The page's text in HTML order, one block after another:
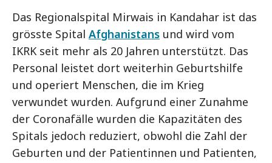
Das Regionalspital Mirwais in Kandahar ist das
grösste Spital Afghanistans und wird vom
IKRK seit mehr als 20 Jahren unterstützt. Das
Personal leistet dort weiterhin Geburtshilfe
und operiert Menschen, die im Krieg
verwundet wurden. Aufgrund einer Zunahme
der Coronafälle wurden die Kapazitäten des
Spitals jedoch reduziert, obwohl die Zahl der
Geburten und der Patientinnen und Patienten,